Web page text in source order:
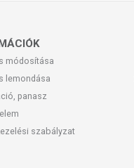
módosítása
lemondása
panasz
szabályzat